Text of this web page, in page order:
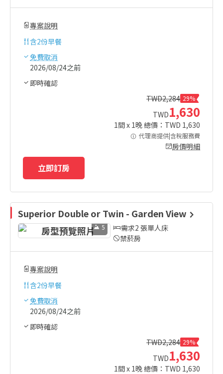
專案說明
含2份早餐
免費取消
2026/08/24之前
即時確認
TWD2,284 29%
TWD1,630
1間 x 1晚 總價：TWD 1,630
代理商提供|含稅服務費
房價明細
立即訂房
Superior Double or Twin - Garden View
5
需求2 張單人床
禁菸房
專案說明
含2份早餐
免費取消
2026/08/24之前
即時確認
TWD2,284 29%
TWD1,630
1間 x 1晚 總價：TWD 1,630